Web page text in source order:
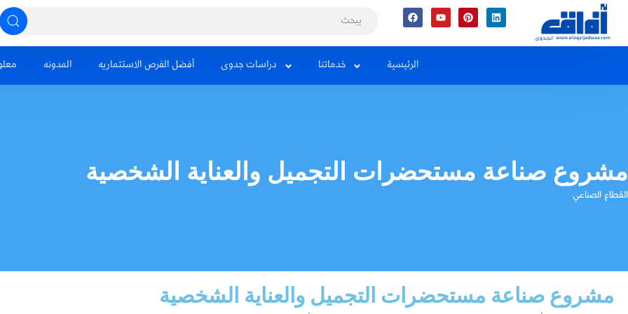
المدونه أفضل الفرص الاستثماريه دراسات جدوى خدماتنا الرئيسية
مشروع صناعة مستحضرات التجميل والعناية الشخصية
القطاع الصناعي
مشروع صناعة مستحضرات التجميل والعناية الشخصية